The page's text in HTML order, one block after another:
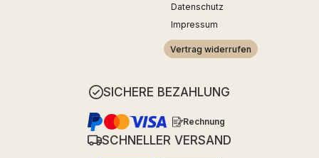
Datenschutz
Impressum
Vertrag widerrufen
SICHERE BEZAHLUNG
Rechnung
SCHNELLER VERSAND